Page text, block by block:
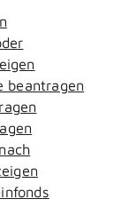
beantragen